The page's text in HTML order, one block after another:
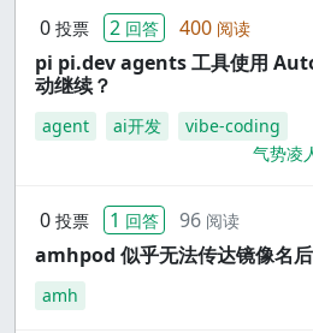
0 投票 2 回答 400 阅读
pi pi.dev agents 工具使用
动继续？
agent ai开发
vibe-coding
气势凌
0 投票 1 回答 96 阅读
amhpod 似乎无法传达镜像名
amh